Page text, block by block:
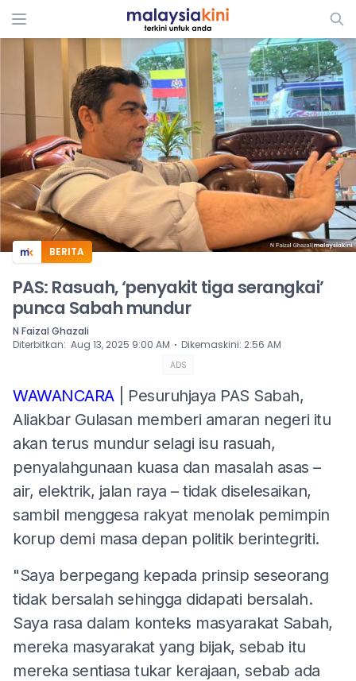
ADS
BERITA
PAS: Rasuah, ‘penyakit tiga serangkai’
punca Sabah mundur
N Faizal Ghazali
Diterbitkan: Aug 13, 2025 9:00 AM ⋅ Dikemaskini: 2:56 AM
ADS
WAWANCARA
| Pesuruhjaya PAS Sabah,
Aliakbar Gulasan memberi amaran negeri itu
akan terus mundur selagi isu rasuah,
penyalahgunaan kuasa dan masalah asas –
air, elektrik, jalan raya – tidak diselesaikan,
sambil menggesa rakyat menolak pemimpin
korup demi masa depan politik berintegriti.
"Saya berpegang kepada prinsip seseorang
tidak bersalah sehingga didapati bersalah.
Saya rasa dalam konteks masyarakat Sabah,
mereka masyarakat yang bijak, sebab itu
mereka sentiasa tukar kerajaan, sebab ada